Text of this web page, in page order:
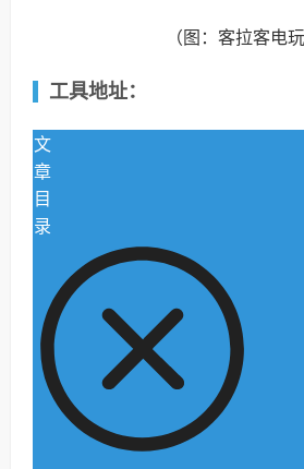
（图：客拉客电玩
工具地址：
文
章
目
录